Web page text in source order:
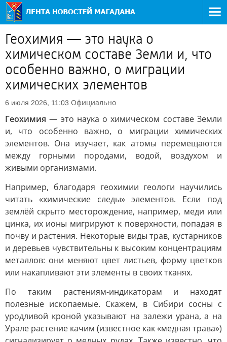
Геохимия — это наука о
химическом составе Земли и, что
особенно важно, о миграции
химических элементов
6 июля 2026, 11:03 Официально
Геохимия — это наука о химическом составе Земли
и, что особенно важно, о миграции химических
элементов. Она изучает, как атомы перемещаются
между горными породами, водой, воздухом и
живыми организмами.
Например, благодаря геохимии геологи научились
читать «химические следы» элементов. Если под
землёй скрыто месторождение, например, меди или
цинка, их ионы мигрируют к поверхности, попадая в
почву и растения. Некоторые виды трав, кустарников
и деревьев чувствительны к высоким концентрациям
металлов: они меняют цвет листьев, форму цветков
или накапливают эти элементы в своих тканях.
По таким растениям-индикаторам и находят
полезные ископаемые. Скажем, в Сибири сосны с
уродливой кроной указывают на залежи урана, а на
Урале растение качим (известное как «медная трава»)